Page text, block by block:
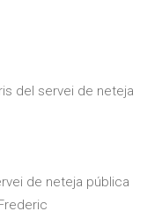
del servei de neteja
de neteja pública